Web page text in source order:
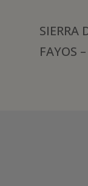
SIERRA
FAYOS